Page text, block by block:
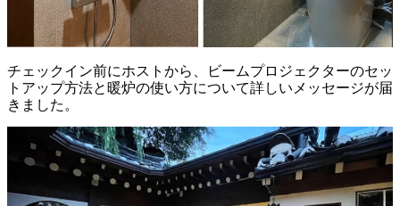
チェックイン前にホストから、ビームプロジェクターのセッ
トアップ方法と暖炉の使い方について詳しいメッセージが届
きました。